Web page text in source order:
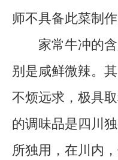
师不具备此菜制作
家常牛冲的含
别是咸鲜微辣。
不烦远求，极具
的调味品是四川
所独用，在川内